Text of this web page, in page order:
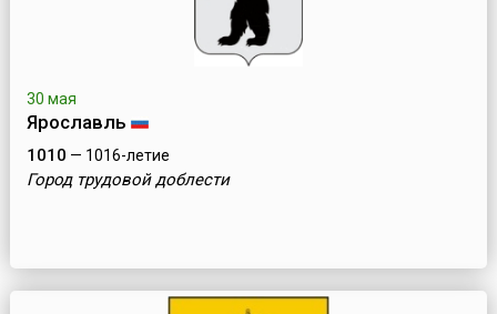
30 мая
Ярославль
1010 — 1016-летие
Город трудовой доблести